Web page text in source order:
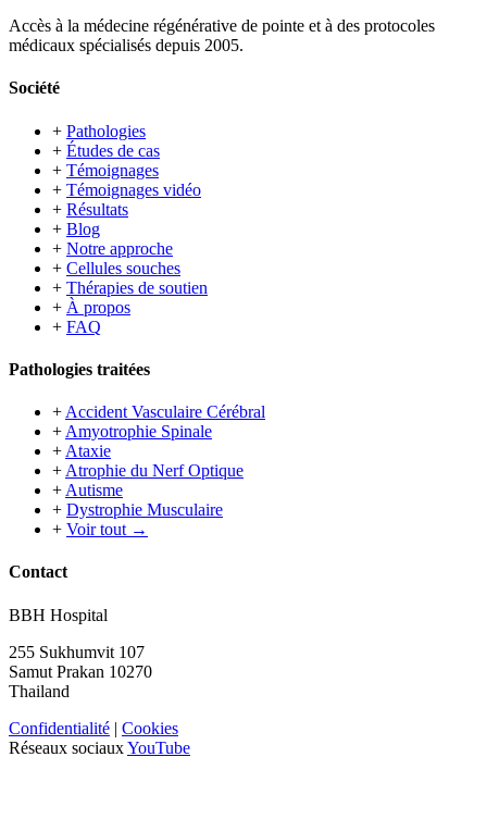
Accès à la médecine régénérative de pointe et à des protocoles
médicaux spécialisés depuis 2005.
Société
+ Pathologies
+ Études de cas
+ Témoignages
+ Témoignages vidéo
+ Résultats
+ Blog
+ Notre approche
+ Cellules souches
+ Thérapies de soutien
+ À propos
+ FAQ
Pathologies traitées
+ Accident Vasculaire Cérébral
+ Amyotrophie Spinale
+ Ataxie
+ Atrophie du Nerf Optique
+ Autisme
+ Dystrophie Musculaire
+ Voir tout →
Contact
BBH Hospital
255 Sukhumvit 107
Samut Prakan 10270
Thailand
Confidentialité | Cookies
Réseaux sociauxYouTube